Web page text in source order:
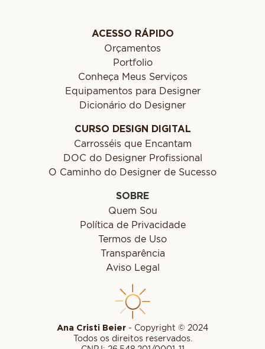
Ana Cristi Beier - Copyright © 2024
Todos os direitos reservados.
ACESSO RÁPIDO
Orçamentos
Portfolio
Conheça Meus Serviços
Equipamentos para Designer
Dicionário do Designer
CURSO DESIGN DIGITAL
Carrosséis que Encantam
DOC do Designer Profissional
O Caminho do Designer de Sucesso
SOBRE
Quem Sou
Política de Privacidade
Termos de Uso
Transparência
Aviso Legal